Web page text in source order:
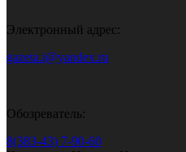
Электронный адрес:
gazeta.i@yandex.ru
Обозреватель:
8(383-43) 7-90-60